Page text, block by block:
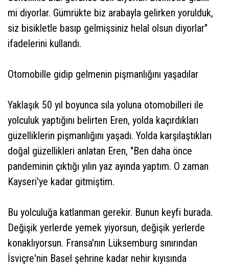
mi diyorlar. Gümrükte biz arabayla gelirken yorulduk,
siz bisikletle basıp gelmişsiniz helal olsun diyorlar"
ifadelerini kullandı.
Otomobille gidip gelmenin pişmanlığını yaşadılar
Yaklaşık 50 yıl boyunca sıla yoluna otomobilleri ile
yolculuk yaptığını belirten Eren, yolda kaçırdıkları
güzelliklerin pişmanlığını yaşadı. Yolda karşılaştıkları
doğal güzellikleri anlatan Eren, "Ben daha önce
pandeminin çıktığı yılın yaz ayında yaptım. O zaman
Kayseri'ye kadar gitmiştim.
Bu yolculuğa katlanman gerekir. Bunun keyfi burada.
Değişik yerlerde yemek yiyorsun, değişik yerlerde
konaklıyorsun. Fransa'nın Lüksemburg sınırından
İsviçre'nin Basel şehrine kadar nehir kıyısında